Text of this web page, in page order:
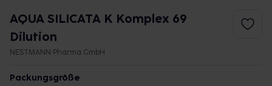
AQUA SILICATA K Komplex 69
Dilution
NESTMANN Pharma GmbH
Packungsgröße